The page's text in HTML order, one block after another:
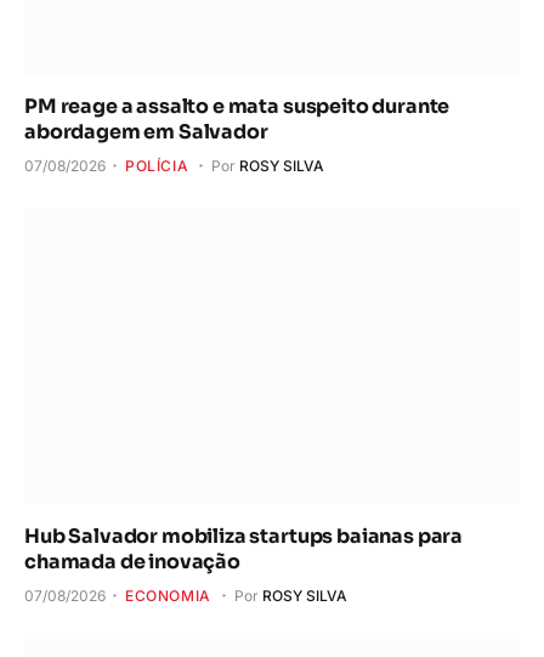
PM reage a assalto e mata suspeito durante
abordagem em Salvador
07/08/2026 POLÍCIA Por ROSY SILVA
Hub Salvador mobiliza startups baianas para
chamada de inovação
07/08/2026 ECONOMIA Por ROSY SILVA